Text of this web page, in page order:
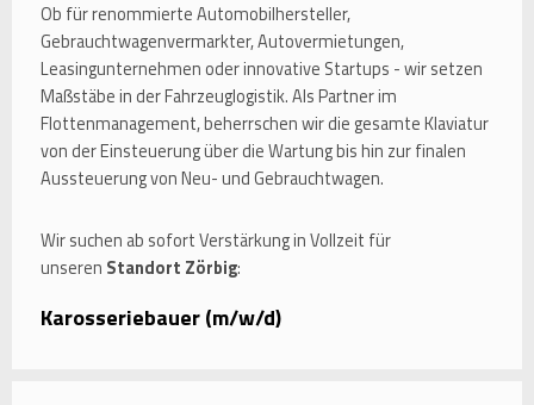
Ob für renommierte Automobilhersteller,
Gebrauchtwagenvermarkter, Autovermietungen,
Leasingunternehmen oder innovative Startups - wir setzen
Maßstäbe in der Fahrzeuglogistik. Als Partner im
Flottenmanagement, beherrschen wir die gesamte Klaviatur
von der Einsteuerung über die Wartung bis hin zur finalen
Aussteuerung von Neu- und Gebrauchtwagen.
Wir suchen ab sofort Verstärkung in Vollzeit für
unseren Standort Zörbig:
Karosseriebauer (m/w/d)